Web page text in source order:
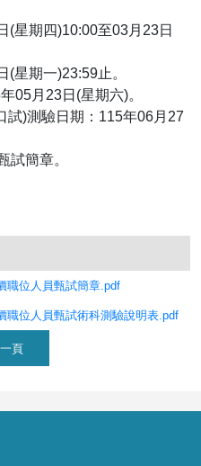
(星期四)10:00至03月23日
星期一)23:59止。
05月23日(星期六)。
試)測驗日期：115年06月27
簡章。
職位人員甄試簡章.pdf
職位人員甄試術科測驗說明表.pdf
頁